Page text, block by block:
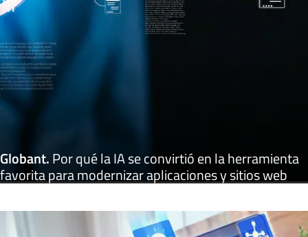
Globant.Por qué la IA se convirtió en la herramienta
favorita para modernizar aplicaciones y sitios web